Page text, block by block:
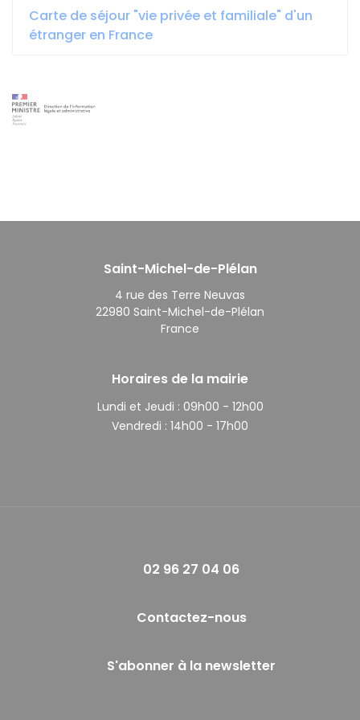
Carte de séjour "vie privée et familiale" d'un
étranger en France
Saint-Michel-de-Plélan
4 rue des Terre Neuvas
22980 Saint-Michel-de-Plélan
France
Horaires de la mairie
Lundi et Jeudi : 09h00 - 12h00
Vendredi : 14h00 - 17h00
02 96 27 04 06
Contactez-nous
S'abonner à la newsletter